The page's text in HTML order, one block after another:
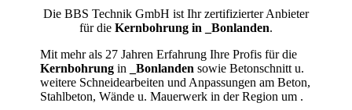
Die BBS Technik GmbH ist Ihr zertifizierter Anbieter
für die Kernbohrung in _Bonlanden.
Mit mehr als 27 Jahren Erfahrung Ihre Profis für die
Kernbohrung in _Bonlanden sowie Betonschnitt u.
weitere Schneidearbeiten und Anpassungen am Beton,
Stahlbeton, Wände u. Mauerwerk in der Region um .